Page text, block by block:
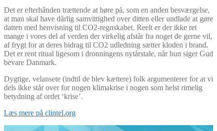
Det er efterhånden trættende at høre på, som en anden besværgelse,
at man skal have dårlig samvittighed over ditten eller undlade at gøre
datten med henvisning til CO2-regnskabet. Reelt er der ikke ret
mange i vores del af verden der virkelig afstår fra noget de gerne vil,
af frygt for at deres bidrag til CO2 udledning sætter kloden i brand.
Det er rent ritual ligesom i dronningens nytårstale, når hun siger Gud
bevare Danmark.
Dygtige, velansete (indtil de blev kættere) folk argumenterer for at vi
dels ikke står over for nogen klimakrise i nogen som helst rimelig
betydning af ordet ‘krise’.
Læs mere på clintel.org